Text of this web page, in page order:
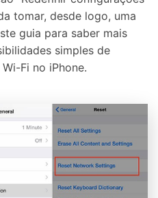
tomar, desde logo, uma
guia para saber mais
simples de
Fi no iPhone.